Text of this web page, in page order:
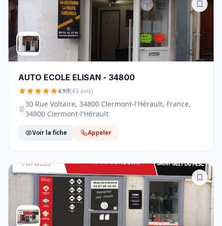
AUTO ECOLE ELISAN - 34800
4.9/5(43 avis)
30 Rue Voltaire, 34800 Clermont-l'Hérault, France,
34800 Clermont-l'Hérault
Voir la fiche Appeler